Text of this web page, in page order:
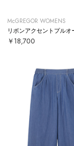
McGREGOR WOMENS
リボンアクセントプルオ
￥18,700